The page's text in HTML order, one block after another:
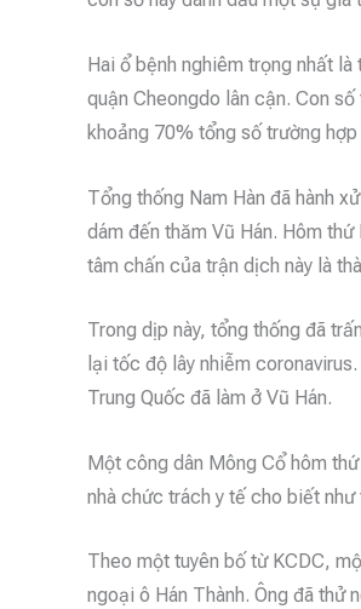
Hai ổ bệnh nghiêm trọng nhất
quận Cheongdo lân cận. Con
khoảng 70% tổng số trường
Tổng thống Nam Hàn đã hành
dám đến thăm Vũ Hán. Hôm
tâm chấn của trận dịch này là
Trong dịp này, tổng thống đã
lại tốc độ lây nhiễm
Trung Quốc đã làm ở Vũ Hán.
Một công dân Mông Cổ hôm
nhà chức trách y tế cho biết như
Theo một tuyên bố từ KCDC,
ngoại ô Hán Thành. Ông đã thử